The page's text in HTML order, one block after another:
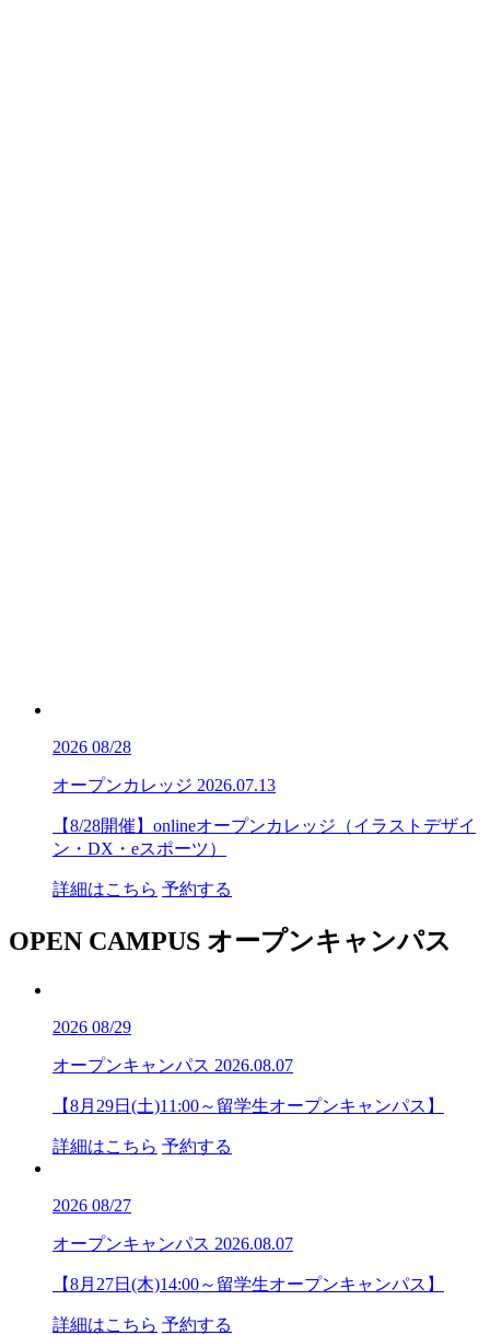
2026 08/28
オープンカレッジ 2026.07.13
【8/28開催】onlineオープンカレッジ（イラストデザイ
ン・DX・eスポーツ）
詳細はこちら 予約する
OPEN CAMPUS オープンキャンパス
2026 08/29
オープンキャンパス 2026.08.07
【8月29日(土)11:00～留学生オープンキャンパス】
詳細はこちら 予約する
2026 08/27
オープンキャンパス 2026.08.07
【8月27日(木)14:00～留学生オープンキャンパス】
詳細はこちら 予約する